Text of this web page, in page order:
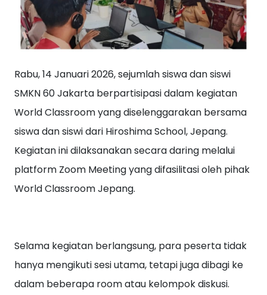
Rabu, 14 Januari 2026, sejumlah siswa dan siswi
SMKN 60 Jakarta berpartisipasi dalam kegiatan
World Classroom yang diselenggarakan bersama
siswa dan siswi dari Hiroshima School, Jepang.
Kegiatan ini dilaksanakan secara daring melalui
platform Zoom Meeting yang difasilitasi oleh pihak
World Classroom Jepang.
Selama kegiatan berlangsung, para peserta tidak
hanya mengikuti sesi utama, tetapi juga dibagi ke
dalam beberapa room atau kelompok diskusi.